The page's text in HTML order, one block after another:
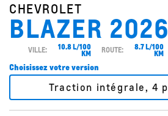
CHEVROLET
BLAZER 2026
VILLE: 10.8 L/100
KM ROUTE: 8.7 L/100
KM
Choisissez votre version
Traction intégrale, 4